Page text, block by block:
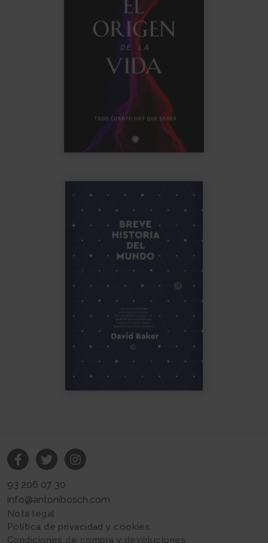
93 206 07 30
info@antonibosch.com
Nota legal
Política de privacidad y cookies
Condiciones de compra y devoluciones